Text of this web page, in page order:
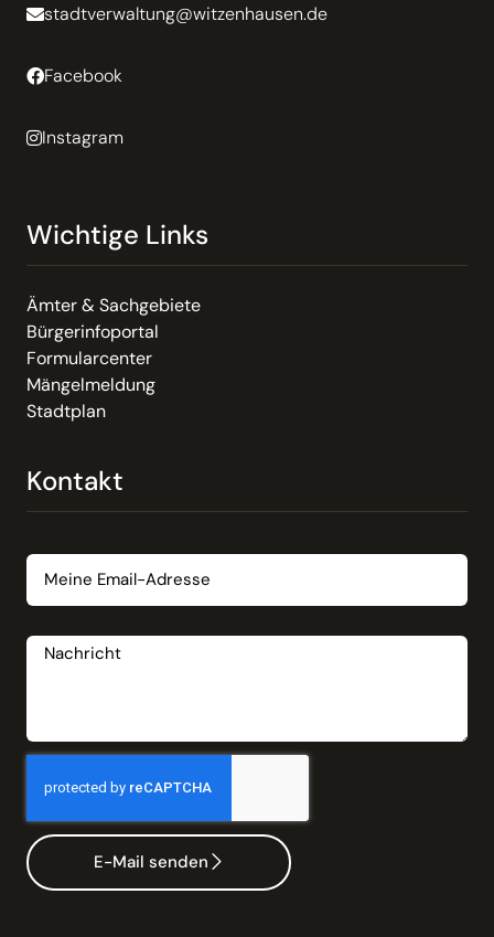
stadtverwaltung@witzenhausen.de
Facebook
Instagram
Wichtige Links
Ämter & Sachgebiete
Bürgerinfoportal
Formularcenter
Mängelmeldung
Stadtplan
Kontakt
E-Mail senden